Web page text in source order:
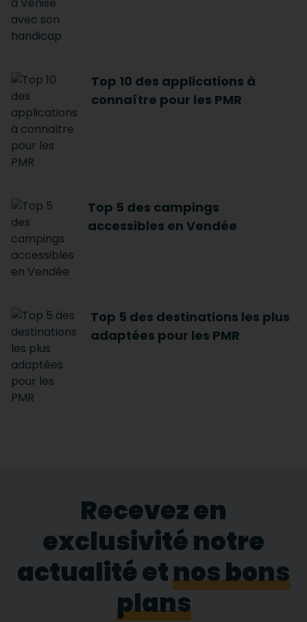
Top 10 des applications à
connaître pour les PMR
Top 5 des campings
accessibles en Vendée
Top 5 des destinations les plus
adaptées pour les PMR
Recevez en
exclusivité notre
actualité etnos bons
plans